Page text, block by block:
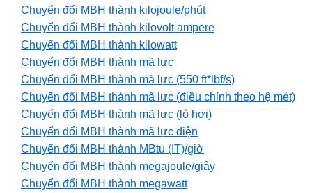
Chuyển đổi MBH thành kilojoule/phút
Chuyển đổi MBH thành kilovolt ampere
Chuyển đổi MBH thành kilowatt
Chuyển đổi MBH thành mã lực
Chuyển đổi MBH thành mã lực (550 ft*lbf/s)
Chuyển đổi MBH thành mã lực (điều chỉnh theo hệ mét)
Chuyển đổi MBH thành mã lực (lò hơi)
Chuyển đổi MBH thành mã lực điện
Chuyển đổi MBH thành MBtu (IT)/giờ
Chuyển đổi MBH thành megajoule/giây
Chuyển đổi MBH thành megawatt